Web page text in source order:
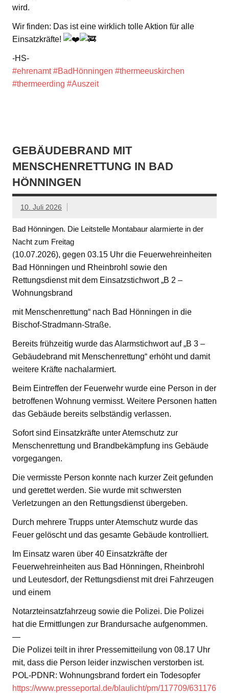
wird.
Wir finden: Das ist eine wirklich tolle Aktion für alle
Einsatzkräfte!
-HS-
#ehrenamt #BadHönningen #thermeeuskirchen
#thermeerding #Auszeit
GEBÄUDEBRAND MIT
MENSCHENRETTUNG IN BAD
HÖNNINGEN
10. Juli 2026
Bad Hönningen. Die Leitstelle Montabaur alarmierte in der
Nacht zum Freitag
(10.07.2026), gegen 03.15 Uhr die Feuerwehreinheiten
Bad Hönningen und Rheinbrohl sowie den
Rettungsdienst mit dem Einsatzstichwort „B 2 –
Wohnungsbrand
mit Menschenrettung“ nach Bad Hönningen in die
Bischof-Stradmann-Straße.
Bereits frühzeitig wurde das Alarmstichwort auf „B 3 –
Gebäudebrand mit Menschenrettung“ erhöht und damit
weitere Kräfte nachalarmiert.
Beim Eintreffen der Feuerwehr wurde eine Person in der
betroffenen Wohnung vermisst. Weitere Personen hatten
das Gebäude bereits selbständig verlassen.
Sofort sind Einsatzkräfte unter Atemschutz zur
Menschenrettung und Brandbekämpfung ins Gebäude
vorgegangen.
Die vermisste Person konnte nach kurzer Zeit gefunden
und gerettet werden. Sie wurde mit schwersten
Verletzungen an den Rettungsdienst übergeben.
Durch mehrere Trupps unter Atemschutz wurde das
Feuer gelöscht und das gesamte Gebäude kontrolliert.
Im Einsatz waren über 40 Einsatzkräfte der
Feuerwehreinheiten aus Bad Hönningen, Rheinbrohl
und Leutesdorf, der Rettungsdienst mit drei Fahrzeugen
und einem
Notarzteinsatzfahrzeug sowie die Polizei. Die Polizei
hat die Ermittlungen zur Brandursache aufgenommen.
—
Die Polizei teilt in ihrer Pressemitteilung von 08.17 Uhr
mit, dass die Person leider inzwischen verstorben ist.
POL-PDNR: Wohnungsbrand fordert ein Todesopfer
https://www.presseportal.de/blaulicht/pm/117709/631176